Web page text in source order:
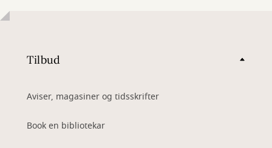
Tilbud
Aviser, magasiner og tidsskrifter
Book en bibliotekar